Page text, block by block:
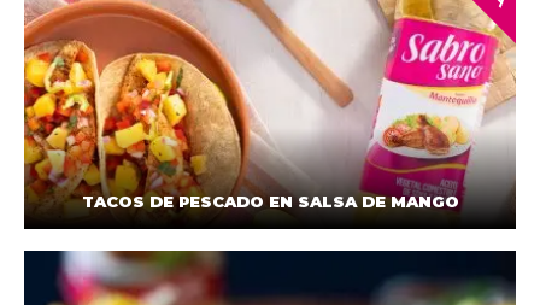
TACOS DE PESCADO EN SALSA DE MANGO